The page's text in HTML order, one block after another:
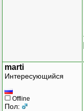
marti
Интересующийся
Offline
Пол: